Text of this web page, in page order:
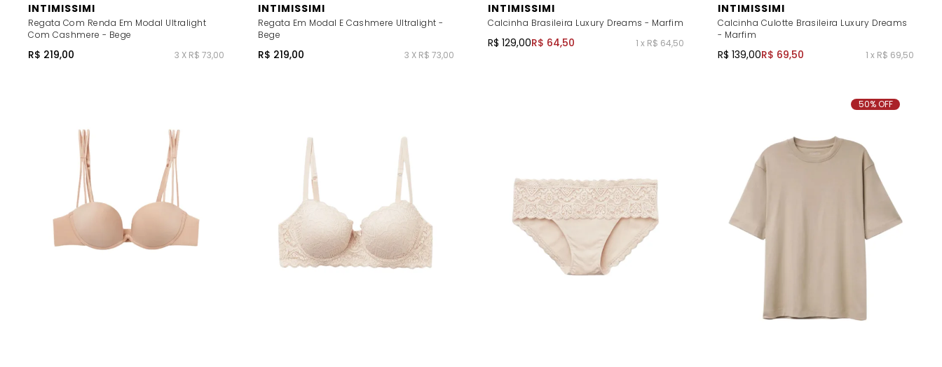
INTIMISSIMI
Regata Com Renda Em Modal Ultralight
Com Cashmere - Bege
R$ 219,00 3 X R$ 73,00
INTIMISSIMI
Regata Em Modal E Cashmere Ultralight -
Bege
R$ 219,00 3 X R$ 73,00
INTIMISSIMI
Calcinha Brasileira Luxury Dreams - Marfim
R$ 129,00R$ 64,50 1 x R$ 64,50
INTIMISSIMI
Calcinha Culotte Brasileira Luxury Dreams
- Marfim
R$ 139,00R$ 69,50 1 x R$ 69,50
50% OFF